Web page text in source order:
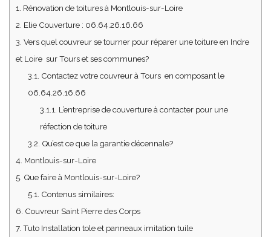
1. Rénovation de toitures à Montlouis-sur-Loire
2. Elie Couverture : 06.64.26.16.66
3. Vers quel couvreur se tourner pour réparer une toiture en Indre
et Loire sur Tours et ses communes?
3.1. Contactez votre couvreur à Tours en composant le
06.64.26.16.66
3.1.1. L’entreprise de couverture à contacter pour une
réfection de toiture
3.2. Qu’est ce que la garantie décennale?
4. Montlouis-sur-Loire
5. Que faire à Montlouis-sur-Loire?
5.1. Contenus similaires:
6. Couvreur Saint Pierre des Corps
7. Tuto Installation tole et panneaux imitation tuile